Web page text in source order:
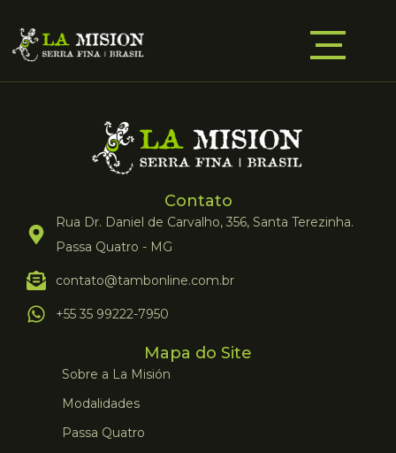
Contato
Rua Dr. Daniel de Carvalho, 356, Santa Terezinha.
Passa Quatro - MG
contato@tambonline.com.br
+55 35 99222-7950
Mapa do Site
Sobre a La Misión
Modalidades
Passa Quatro